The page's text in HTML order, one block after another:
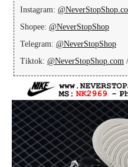
Instagram:
Shopee: @NeverStopShop
Telegram: @NeverStopShop
Tiktok: @NeverStopShop.com /